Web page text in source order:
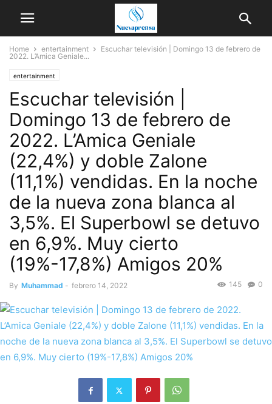
Home entertainment
Escuchar televisión | Domingo 13 de febrero de
2022. L’Amica Geniale...
entertainment
Escuchar televisión |
Domingo 13 de febrero de
2022. L’Amica Geniale
(22,4%) y doble Zalone
(11,1%) vendidas. En la noche
de la nueva zona blanca al
3,5%. El Superbowl se detuvo
en 6,9%. Muy cierto
(19%-17,8%) Amigos 20%
By Muhammad - febrero 14, 2022 0
145